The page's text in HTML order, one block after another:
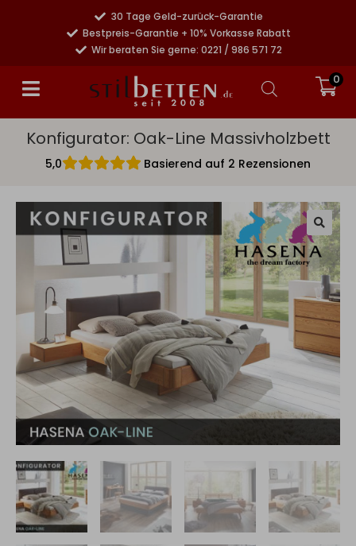
30 Tage Geld-zurück-Garantie
Bestpreis-Garantie + 10% Vorkasse Rabatt
Wir beraten Sie gerne: 0221 / 986 571 72
0
Konfigurator: Oak-Line Massivholzbett
5,0 Basierend auf 2 Rezensionen